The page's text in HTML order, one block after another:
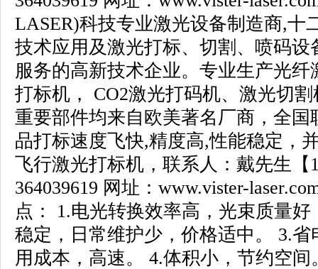
LASER)科技专业激光设备制造商,十
技术应用及激光打标、切割、喷码
服务的高新技术企业。专业生产光
打标机，
CO2激光打码机、激光切
重要部件均来自欧美著名厂商，全
品打标速度飞快,精度高,性能稳定，
飞行激光打标机，联系人：戴先生【
364039619 网址： www.vister-
点： 1.电光转换效率高，光束质量
稳定，日常维护少，价格适中。 3.省
用成本，高速。 4.体积小，节约空间